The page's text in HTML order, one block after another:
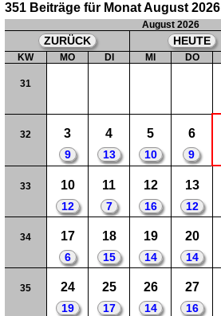
351 Beiträge für Monat August 2026
August 2026
ZURÜCK HEUTE
KW MO DI MI DO
31
32 3
9
4
13
5
10
6
9
33 10
12
11
7
12
16
13
12
34 17
6
18
15
19
14
20
14
35 24
19
25
17
26
14
27
16